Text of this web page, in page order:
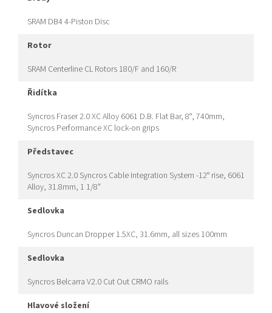
SRAM DB4 4-Piston Disc
rotor
SRAM Centerline CL Rotors 180/F and 160/R
řidítka
Syncros Fraser 2.0 XC Alloy 6061 D.B. Flat Bar, 8°, 740mm,
Syncros Performance XC lock-on grips
představec
Syncros XC 2.0 Syncros Cable Integration System -12° rise, 6061
Alloy, 31.8mm, 1 1/8"
sedlovka
Syncros Duncan Dropper 1.5XC, 31.6mm, all sizes 100mm
sedlovka
Syncros Belcarra V2.0 Cut Out CRMO rails
hlavové složení